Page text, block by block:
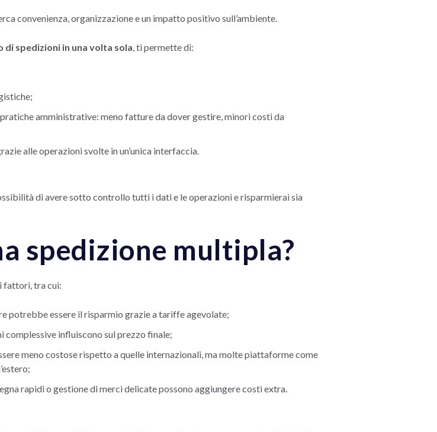
convenienza, organizzazione e un impatto positivo sull’ambiente.
spedizioni in una volta sola, ti permette di:
amministrative: meno fatture da dover gestire, minori costi da
alle operazioni svolte in un’unica interfaccia.
di avere sotto controllo tutti i dati e le operazioni e risparmierai sia
spedizione multipla?
fattori, tra cui:
potrebbe essere il risparmio grazie a tariffe agevolate;
complessive influiscono sul prezzo finale;
meno costose rispetto a quelle internazionali, ma molte piattaforme come
rapidi o gestione di merci delicate possono aggiungere costi extra.